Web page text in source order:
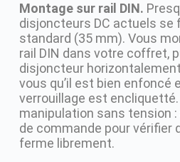
Montage sur rail DIN.
disjoncteurs DC actuels se
standard (35 mm). Vous
rail DIN dans votre coffret,
disjoncteur
vous qu’il est bien enfoncé
verrouillage est
manipulation sans tension
de commande pour vérifier
ferme librement.